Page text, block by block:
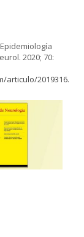
2020; 70:
articulo/2019316.